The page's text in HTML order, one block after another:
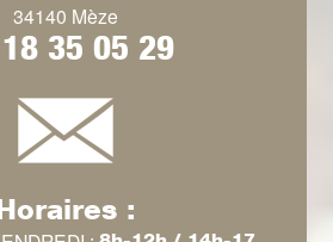
34140 Mèze
35 05 29
: